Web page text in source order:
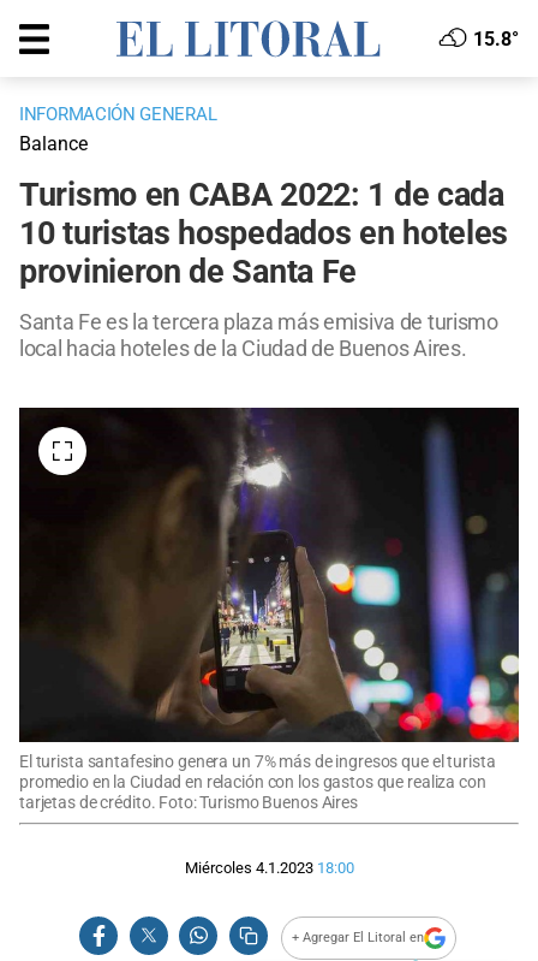
15.8°
INFORMACIÓN GENERAL
Balance
Turismo en CABA 2022: 1 de cada
10 turistas hospedados en hoteles
provinieron de Santa Fe
Santa Fe es la tercera plaza más emisiva de turismo
local hacia hoteles de la Ciudad de Buenos Aires.
El turista santafesino genera un 7% más de ingresos que el turista
promedio en la Ciudad en relación con los gastos que realiza con
tarjetas de crédito. Foto: Turismo Buenos Aires
Miércoles 4.1.2023 18:00
+ Agregar El Litoral en